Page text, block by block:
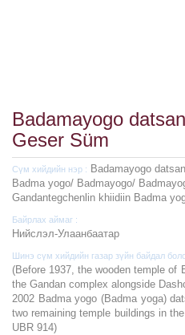
Badamayogo
Geser Süm
Сүм хийдийн нэр : Badamayogo
Badma yogo/ Badmayogo/
Gandantegchenlin khiidiin Badma
Байрлах аймаг :
Нийслэл-Улаанбаатар
Шинэ сүм хийдийн газар зүйн байдал
(Before 1937, the wooden temple of
the Gandan complex alongside
2002 Badma yogo (Badma yoga)
two remaining temple buildings in
UBR 914)